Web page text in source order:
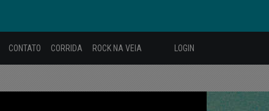
CONTATO CORRIDA ROCK NA VEIA LOGIN